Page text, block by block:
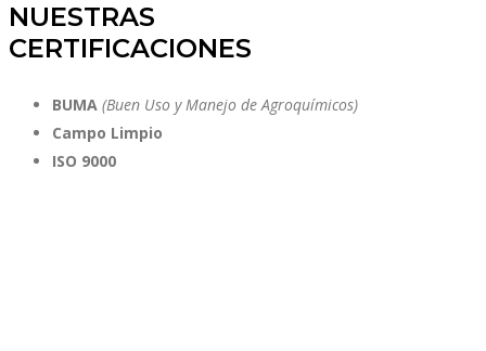
NUESTRAS
CERTIFICACIONES
BUMA (Buen Uso y Manejo de Agroquímicos)
Campo Limpio
ISO 9000